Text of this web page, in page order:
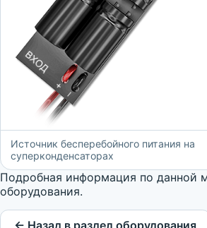
Источник бесперебойного питания на
суперконденсаторах
Подробная информация по данной
оборудования.